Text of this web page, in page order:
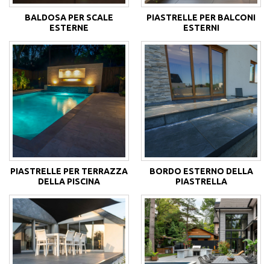
BALDOSA PER SCALE
ESTERNE
PIASTRELLE PER BALCONI
ESTERNI
PIASTRELLE PER TERRAZZA
DELLA PISCINA
BORDO ESTERNO DELLA
PIASTRELLA